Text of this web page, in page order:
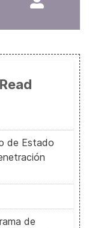
de Estado
de